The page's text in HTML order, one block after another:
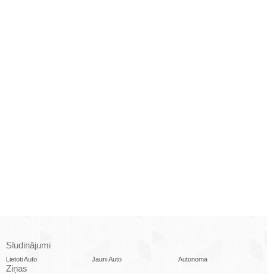
Sludinājumi
Lietoti Auto Jauni Auto Autonoma
Ziņas